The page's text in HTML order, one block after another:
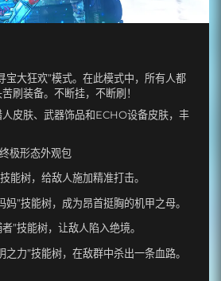
宝大狂欢”模式。在此模式中，所有人都
刷装备。不断挂，不断刷！
人皮肤、武器饰品和ECHO设备皮肤，丰
极形态外观包
能树，给敌人施加精准打击。
妈”技能树，成为昂首挺胸的机甲之母。
”技能树，让敌人陷入绝境。
之力”技能树，在敌群中杀出一条血路。